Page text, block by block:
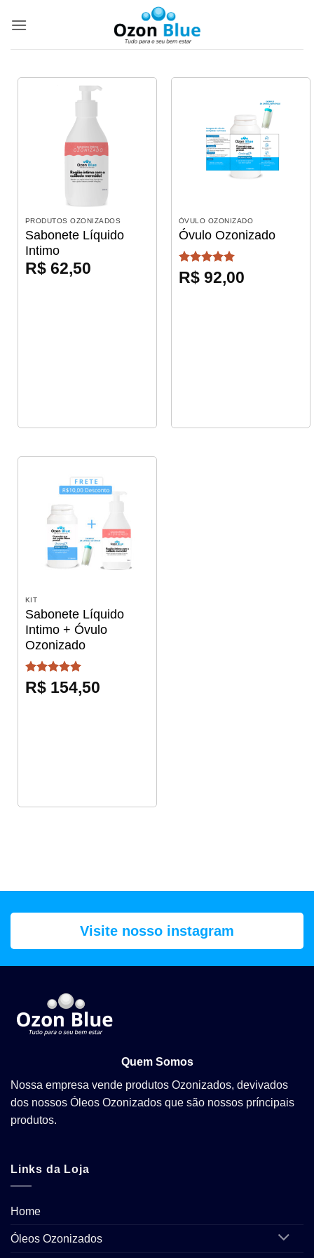
PRODUTOS OZONIZADOS
Sabonete Líquido
Intimo
R$62,50
ÓVULO OZONIZADO
Óvulo Ozonizado
Avaliação5
de 5
R$92,00
KIT
Sabonete Líquido
Intimo + Óvulo
Ozonizado
Avaliação5
de 5
R$154,50
Visite nosso instagram
Quem Somos
Nossa empresa vende produtos Ozonizados, devivados
dos nossos Óleos Ozonizados que são nossos príncipais
produtos.
Links da Loja
Home
Óleos Ozonizados